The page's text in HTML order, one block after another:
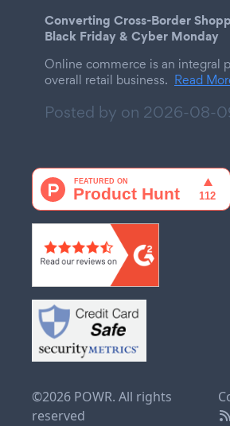
Converting Cross-Border
Black Friday & Cyber Monday
Online commerce is an integral
overall retail business. Read
Posted by on 2026-08-
©2026 POWR. All rights
reserved